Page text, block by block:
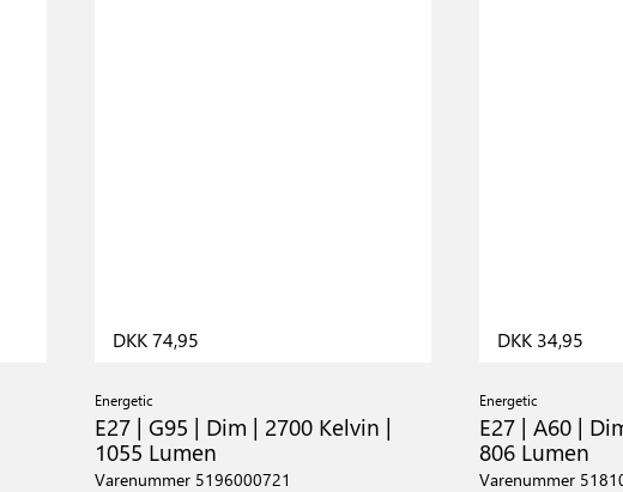
DKK 74,95
Energetic
E27 | G95 | Dim | 2700 Kelvin |
1055 Lumen
Varenummer 5196000721
DKK 34,95
Energetic
E27 | A60 |
806 Lumen
Varenummer